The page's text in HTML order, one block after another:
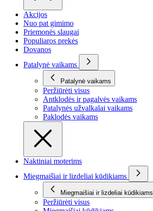
Akcijos
Nuo pat gimimo
Priemonės slaugai
Populiaros prekės
Dovanos
Patalynė vaikams
Patalynė vaikams
Peržiūrėti visus
Antklodės ir pagalvės vaikams
Patalynės užvalkalai vaikams
Paklodės vaikams
Naktiniai moterims
Miegmaišiai ir lizdeliai kūdikiams
Miegmaišiai ir lizdeliai kūdikiams
Peržiūrėti visus